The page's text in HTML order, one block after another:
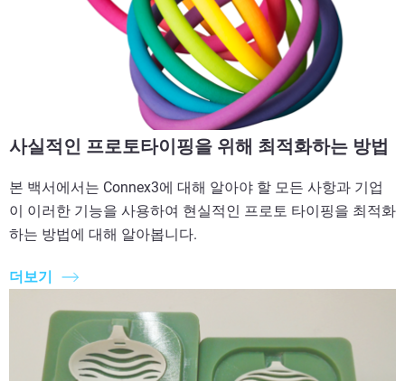
사실적인 프로토타이핑을 위해 최적화하는 방법
본 백서에서는 Connex3에 대해 알아야 할 모든 사항과 기업
이 이러한 기능을 사용하여 현실적인 프로토 타이핑을 최적화
하는 방법에 대해 알아봅니다.
더보기